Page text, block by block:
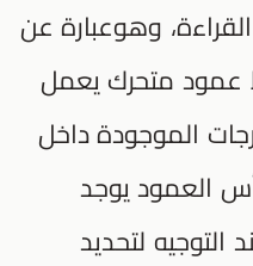
وهوعبارة عن
متحرك يعمل
الموجودة داخل
العمود يوجد
لتحديد